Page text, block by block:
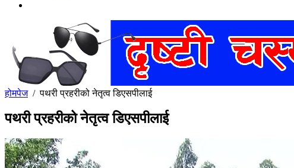
होमपेज/पथरी प्रहरीको नेतृत्व डिएसपीलाई
पथरी प्रहरीको नेतृत्व डिएसपीलाई